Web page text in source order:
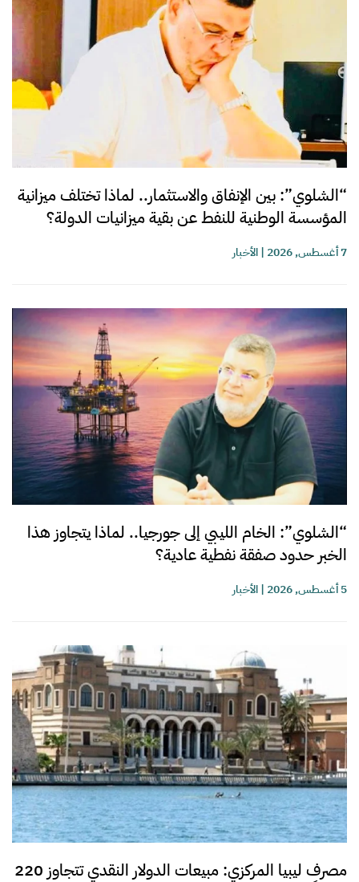
“الشلوي”: بين الإنفاق والاستثمار.. لماذا تختلف ميزانية
المؤسسة الوطنية للنفط عن بقية ميزانيات الدولة؟
7 أغسطس, 2026 |الأخبار
“الشلوي”: الخام الليبي إلى جورجيا.. لماذا يتجاوز هذا
الخبر حدود صفقة نفطية عادية؟
5 أغسطس, 2026 |الأخبار
مصرف ليبيا المركزي: مبيعات الدولار النقدي تتجاوز 220